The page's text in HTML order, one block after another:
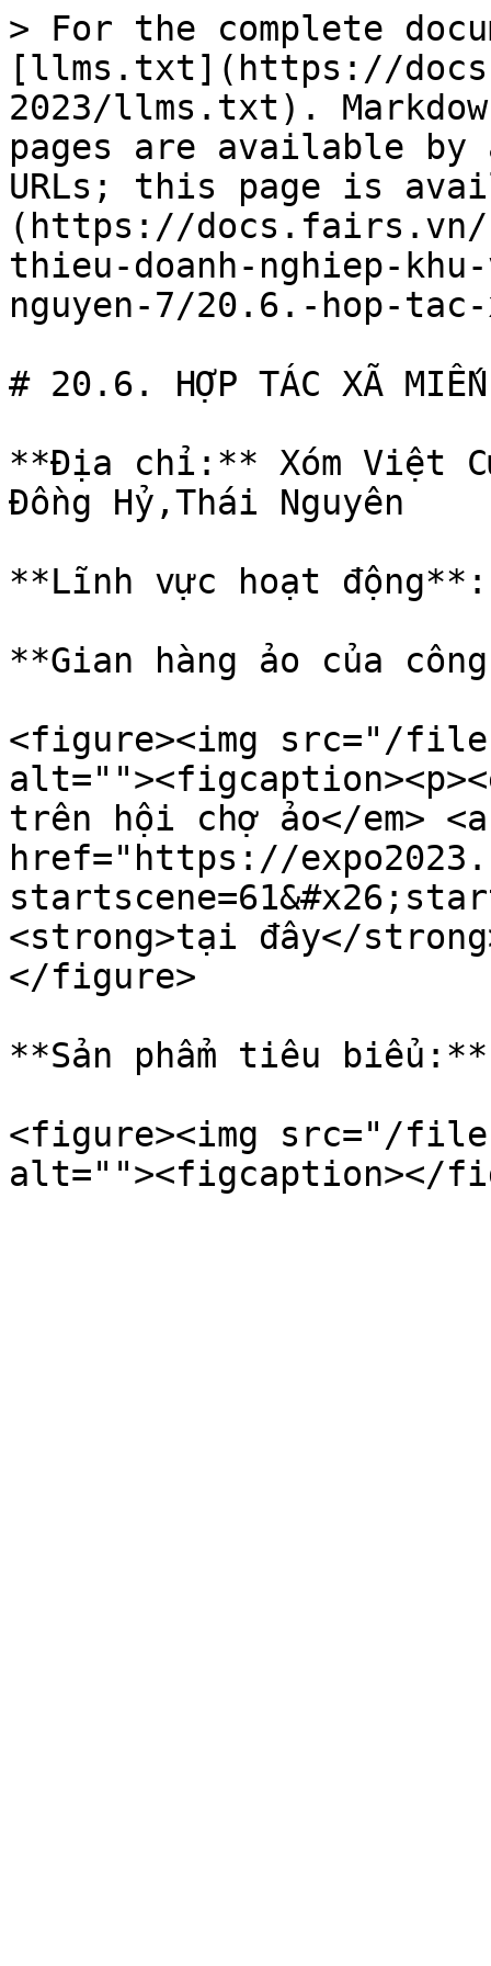
> For the complete
[llms.txt](https://
2023/llms.txt).
pages are available by
URLs; this page is
(https://docs.fairs.vn/
thieu-doanh-nghiep-
nguyen-7/20.6.-hop-
# 20.6. HỢP TÁC XÃ MIẾN
**Địa chỉ:** Xóm Việt
Đồng Hỷ,Thái Nguyên
**Lĩnh vực hoạt động**:
**Gian hàng ảo của
<figure><img src="/files/
trên hội chợ ảo</em> <a
href="https://
<strong>tại đây</
</figure>
**Sản phẩm tiêu
<figure><img src="/